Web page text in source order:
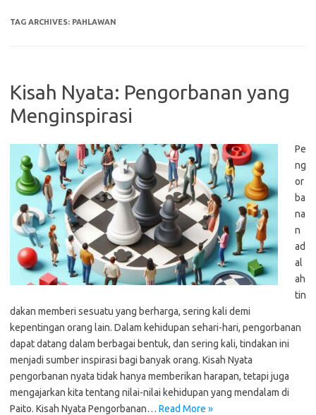
TAG ARCHIVES: PAHLAWAN
Kisah Nyata: Pengorbanan yang
Menginspirasi
Pe
ng
or
ba
na
n
ad
al
ah
tin
dakan memberi sesuatu yang berharga, sering kali demi
kepentingan orang lain. Dalam kehidupan sehari-hari, pengorbanan
dapat datang dalam berbagai bentuk, dan sering kali, tindakan ini
menjadi sumber inspirasi bagi banyak orang. Kisah Nyata
pengorbanan nyata tidak hanya memberikan harapan, tetapi juga
mengajarkan kita tentang nilai-nilai kehidupan yang mendalam di
Paito. Kisah Nyata Pengorbanan… Read More »